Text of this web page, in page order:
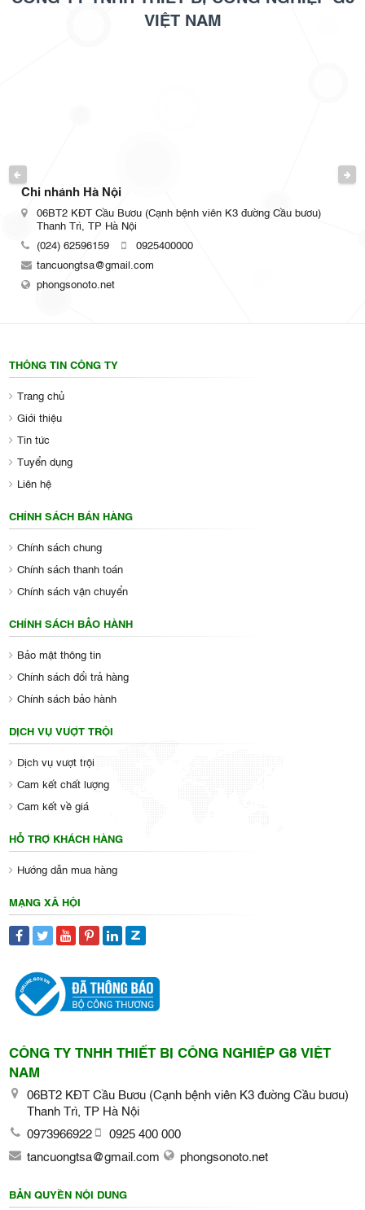
VIỆT NAM
PREVIOUS
Chi nhánh HCM
Số 110 Trần Văn Mười, P. Xuân Thới Đông, TPHCM
(024) 62596159
tancuongtsa@gmail.com
phongsonoto.net
NEXT
THÔNG TIN CÔNG TY
Trang chủ
Giới thiệu
Tin tức
Tuyển dụng
Liên hệ
CHÍNH SÁCH BÁN HÀNG
Chính sách chung
Chính sách thanh toán
Chính sách vận chuyển
CHÍNH SÁCH BẢO HÀNH
Bảo mật thông tin
Chính sách đổi trả hàng
Chính sách bảo hành
DỊCH VỤ VƯỢT TRỘI
Dịch vụ vượt trội
Cam kết chất lượng
Cam kết về giá
HỖ TRỢ KHÁCH HÀNG
Hướng dẫn mua hàng
MẠNG XÃ HỘI
CÔNG TY TNHH THIẾT BỊ CÔNG NGHIỆP G8 VIỆT
NAM
06BT2 KĐT Cầu Bươu (Cạnh bệnh viên K3 đường Cầu bươu)
Thanh Trì, TP Hà Nội
0973966922
0925 400 000
tancuongtsa@gmail.com
phongsonoto.net
BẢN QUYỀN NỘI DUNG